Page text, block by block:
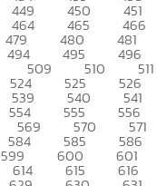
449 450 451
464 465 466
479 480 481
494 495 496
509 510 511
524 525 526
539 540 541
554 555 556
569 570 571
584 585 586
599 600 601
614 615 616